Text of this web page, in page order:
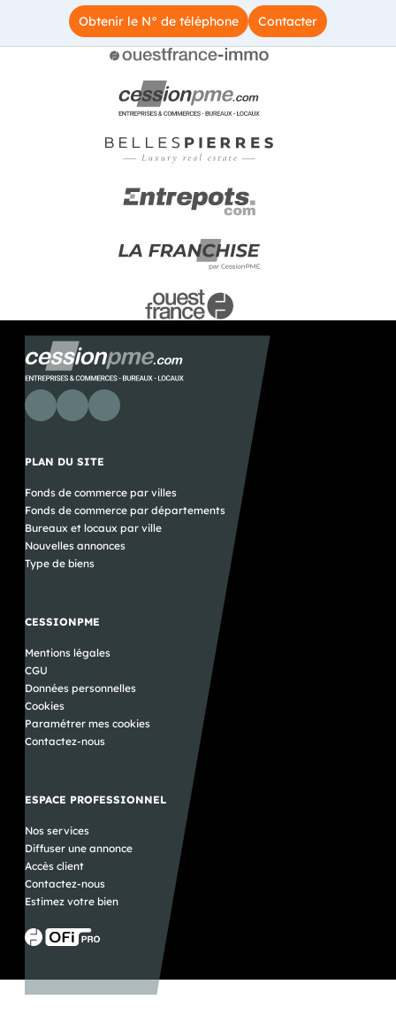
Obtenir le N° de téléphone
Contacter
PLAN DU SITE
Fonds de commerce par villes
Fonds de commerce par départements
Bureaux et locaux par ville
Nouvelles annonces
Type de biens
CESSIONPME
Mentions légales
CGU
Données personnelles
Cookies
Paramétrer mes cookies
Contactez-nous
ESPACE PROFESSIONNEL
Nos services
Diffuser une annonce
Accès client
Contactez-nous
Estimez votre bien